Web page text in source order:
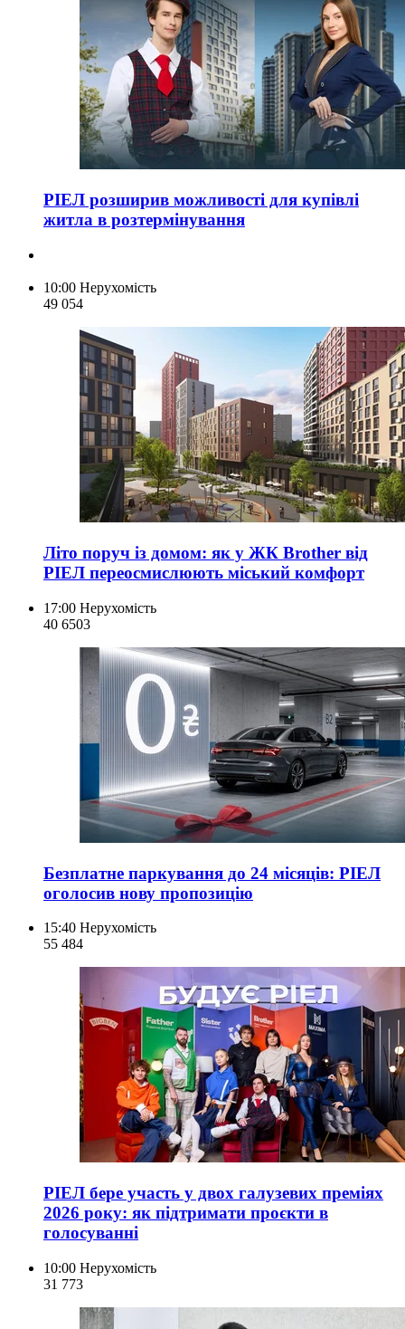
РІЕЛ розширив можливості для купівлі
житла в розтермінування
10:00 Нерухомість
49 054
Літо поруч із домом: як у ЖК Brother від
РІЕЛ переосмислюють міський комфорт
17:00 Нерухомість
40 6503
Безплатне паркування до 24 місяців: РІЕЛ
оголосив нову пропозицію
15:40 Нерухомість
55 484
РІЕЛ бере участь у двох галузевих преміях
2026 року: як підтримати проєкти в
голосуванні
10:00 Нерухомість
31 773